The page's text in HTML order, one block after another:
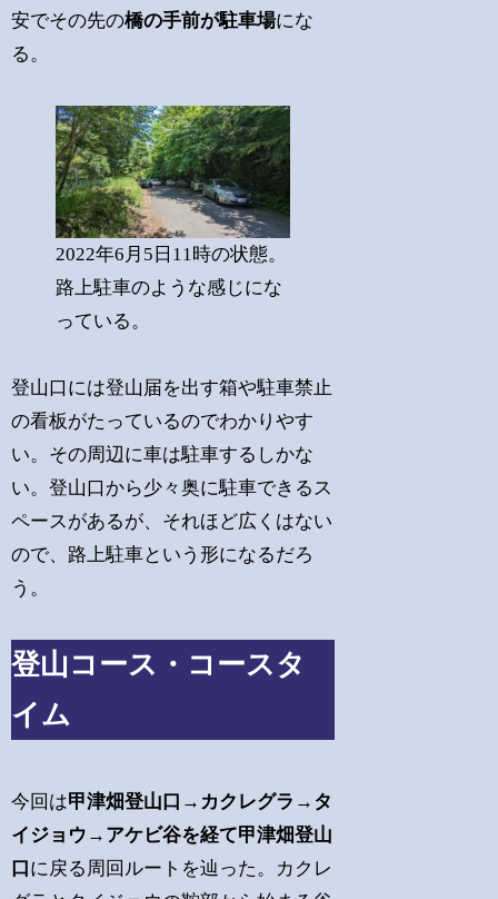
安でその先の橋の手前が駐車場にな
る。
2022年6月5日11時の状態。
路上駐車のような感じにな
っている。
登山口には登山届を出す箱や駐車禁止
の看板がたっているのでわかりやす
い。その周辺に車は駐車するしかな
い。登山口から少々奥に駐車できるス
ペースがあるが、それほど広くはない
ので、路上駐車という形になるだろ
う。
登山コース・コースタ
イム
今回は甲津畑登山口→カクレグラ→タ
イジョウ→アケビ谷を経て甲津畑登山
口に戻る周回ルートを辿った。カクレ